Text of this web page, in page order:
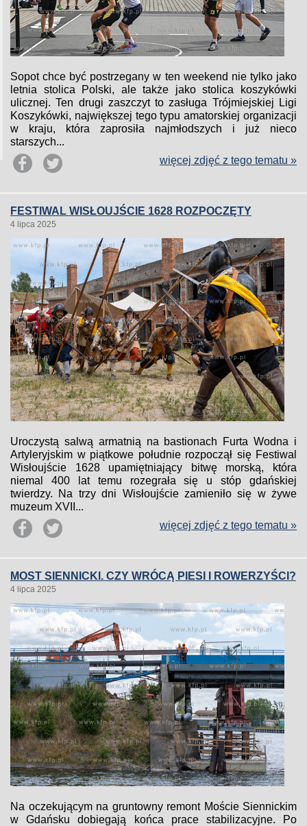
Sopot chce być postrzegany w ten weekend nie tylko jako
letnia stolica Polski, ale także jako stolica koszykówki
ulicznej. Ten drugi zaszczyt to zasługa Trójmiejskiej Ligi
Koszykówki, największej tego typu amatorskiej organizacji
w kraju, która zaprosiła najmłodszych i już nieco
starszych...
więcej zdjęć z tego tematu »
FESTIWAL WISŁOUJŚCIE 1628 ROZPOCZĘTY
4 lipca 2025
Uroczystą salwą armatnią na bastionach Furta Wodna i
Artyleryjskim w piątkowe południe rozpoczął się Festiwal
Wisłoujście 1628 upamiętniający bitwę morską, która
niemal 400 lat temu rozegrała się u stóp gdańskiej
twierdzy. Na trzy dni Wisłoujście zamieniło się w żywe
muzeum XVII...
więcej zdjęć z tego tematu »
MOST SIENNICKI. CZY WRÓCĄ PIESI I ROWERZYŚCI?
4 lipca 2025
Na oczekującym na gruntowny remont Moście Siennickim
w Gdańsku dobiegają końca prace stabilizacyjne. Po